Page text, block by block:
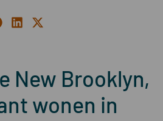
New Brooklyn,
wonen in